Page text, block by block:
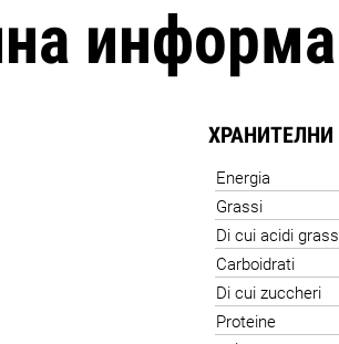
Energia
Grassi
Di cui acidi
Carboidrati
Di cui zuccheri
Proteine